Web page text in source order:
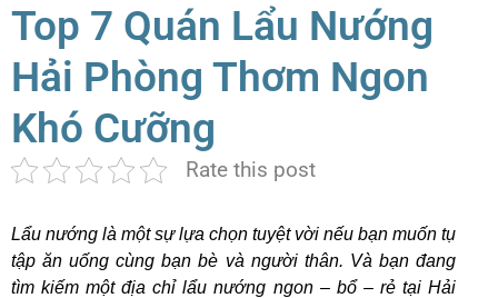
Top 7 Quán Lẩu Nướng
Hải Phòng Thơm Ngon
Khó Cưỡng
Rate this post
Lẩu nướng là một sự lựa chọn tuyệt vời nếu bạn muốn tụ
tập ăn uống cùng bạn bè và người thân. Và bạn đang
tìm kiếm một địa chỉ lẩu nướng ngon – bổ – rẻ tại Hải